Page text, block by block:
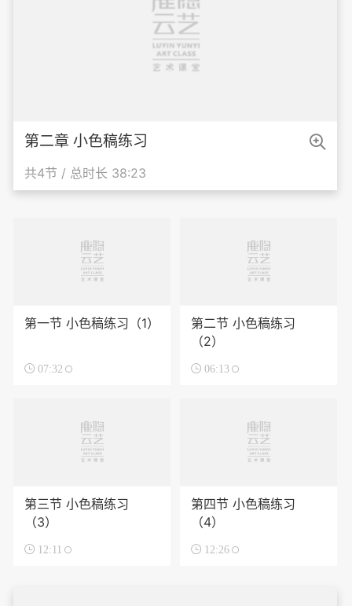
第二章 小色稿练习
共4节 / 总时长 38:23

第一节 小色稿练习（1）
 07:32
第二节 小色稿练习
（2）
 06:13
第三节 小色稿练习
（3）
 12:11
第四节 小色稿练习
（4）
 12:26